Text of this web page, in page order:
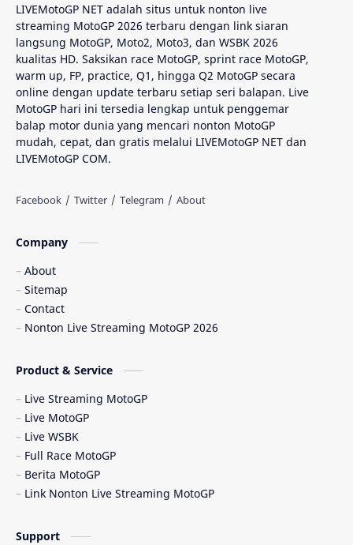
AragonGP Assen
Australian GP Balap Motor
Balap Motor Dunia Balap Superbike
Balapan Dramatis Balapan MotoGP
Berita Balap
Berita MotoGP Terbaru Berita Viral
Bos Ducati
Brno
Buriram
caída Bagnaia
LIVEMotoGP NET adalah situs untuk nonton live
streaming MotoGP 2026 terbaru dengan link siaran
langsung MotoGP, Moto2, Moto3, dan WSBK 2026
kualitas HD. Saksikan race MotoGP, sprint race MotoGP,
warm up, FP, practice, Q1, hingga Q2 MotoGP secara
online dengan update terbaru setiap seri balapan. Live
MotoGP hari ini tersedia lengkap untuk penggemar
balap motor dunia yang mencari nonton MotoGP
mudah, cepat, dan gratis melalui LIVEMotoGP NET dan
LIVEMotoGP COM.
Company
About
Sitemap
Contact
Nonton Live Streaming MotoGP 2026
Product & Service
Live Streaming MotoGP
Live MotoGP
Live WSBK
Full Race MotoGP
Berita MotoGP
Link Nonton Live Streaming MotoGP
Support